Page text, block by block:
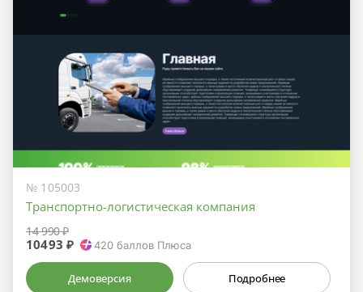
№ 105003
Транспортно-логистическая компания
14 990 ₽
10493 ₽ 420 баллов Плюса
Демоверсия Подробнее